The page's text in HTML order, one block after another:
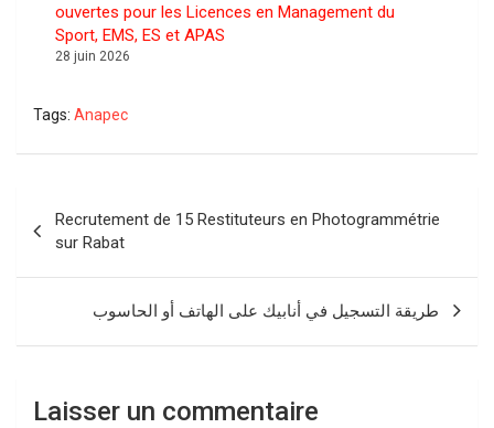
ouvertes pour les Licences en Management du
Sport, EMS, ES et APAS
28 juin 2026
Tags: Anapec
de
l’article
Recrutement de 15 Restituteurs en Photogrammétrie
sur Rabat
طريقة التسجيل في أنابيك على الهاتف أو الحاسوب
Laisser un commentaire